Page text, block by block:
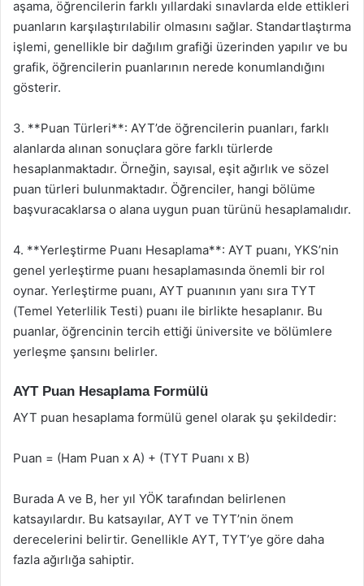
aşama, öğrencilerin farklı yıllardaki sınavlarda elde ettikleri
puanların karşılaştırılabilir olmasını sağlar. Standartlaştırma
işlemi, genellikle bir dağılım grafiği üzerinden yapılır ve bu
grafik, öğrencilerin puanlarının nerede konumlandığını
gösterir.
3. **Puan Türleri**: AYT’de öğrencilerin puanları, farklı
alanlarda alınan sonuçlara göre farklı türlerde
hesaplanmaktadır. Örneğin, sayısal, eşit ağırlık ve sözel
puan türleri bulunmaktadır. Öğrenciler, hangi bölüme
başvuracaklarsa o alana uygun puan türünü hesaplamalıdır.
4. **Yerleştirme Puanı Hesaplama**: AYT puanı, YKS’nin
genel yerleştirme puanı hesaplamasında önemli bir rol
oynar. Yerleştirme puanı, AYT puanının yanı sıra TYT
(Temel Yeterlilik Testi) puanı ile birlikte hesaplanır. Bu
puanlar, öğrencinin tercih ettiği üniversite ve bölümlere
yerleşme şansını belirler.
AYT Puan Hesaplama Formülü
AYT puan hesaplama formülü genel olarak şu şekildedir:
Puan = (Ham Puan x A) + (TYT Puanı x B)
Burada A ve B, her yıl YÖK tarafından belirlenen
katsayılardır. Bu katsayılar, AYT ve TYT’nin önem
derecelerini belirtir. Genellikle AYT, TYT’ye göre daha
fazla ağırlığa sahiptir.